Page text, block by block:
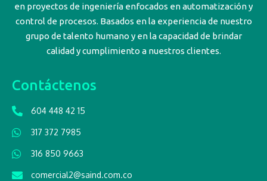
en proyectos de ingeniería enfocados en automatización y
control de procesos. Basados en la experiencia de nuestro
grupo de talento humano y en la capacidad de brindar
calidad y cumplimiento a nuestros clientes.
Contáctenos
604 448 42 15
317 372 7985
316 850 9663
comercial2@saind.com.co